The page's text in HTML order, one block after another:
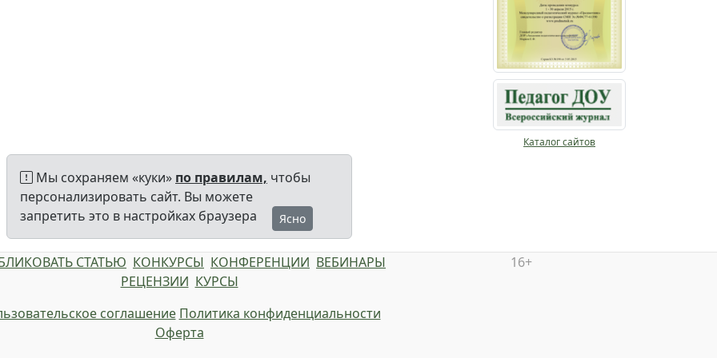
Каталог сайтов
Мы сохраняем «куки» по правилам, чтобы
персонализировать сайт. Вы можете
запретить это в настройках браузера
Ясно
СТАТЬЮ КОНКУРСЫ КОНФЕРЕНЦИИ ВЕБИНАРЫ
РЕЦЕНЗИИ КУРСЫ
соглашение Политика конфиденциальности
Оферта
16+